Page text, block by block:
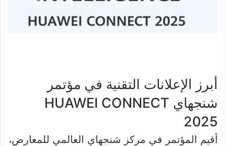
أبرز الإعلانات التقنية في مؤتمر
شنجهاي HUAWEI CONNECT
2025
أقيم المؤتمر في مركز شنجهاي العالمي للمعارض،